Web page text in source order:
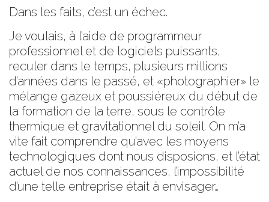
Dans les faits, c’est un échec.
Je voulais, à l’aide de programmeur
professionnel et de logiciels puissants,
reculer dans le temps, plusieurs millions
d’années dans le passé, et «photographier» le
mélange gazeux et poussiéreux du début de
la formation de la terre, sous le contrôle
thermique et gravitationnel du soleil. On m’a
vite fait comprendre qu’avec les moyens
technologiques dont nous disposions, et l’état
actuel de nos connaissances, l’impossibilité
d’une telle entreprise était à envisager…